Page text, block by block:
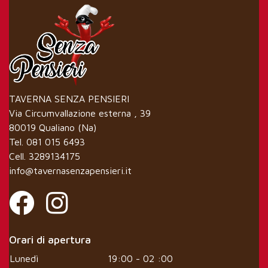
TAVERNA SENZA PENSIERI
Via Circumvallazione esterna , 39
80019 Qualiano (Na)
Tel. 081 015 6493
Cell. 3289134175
info@tavernasenzapensieri.it
Orari di apertura
Lunedì
19:00 - 02 :00